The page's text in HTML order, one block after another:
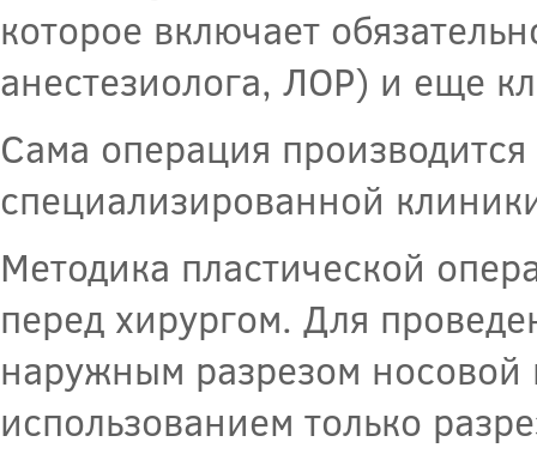
которое включает
анестезиолога, ЛОР) и еще
Сама операция
специализированной
Методика пластической
перед хирургом. Для
наружным разрезом
использованием только